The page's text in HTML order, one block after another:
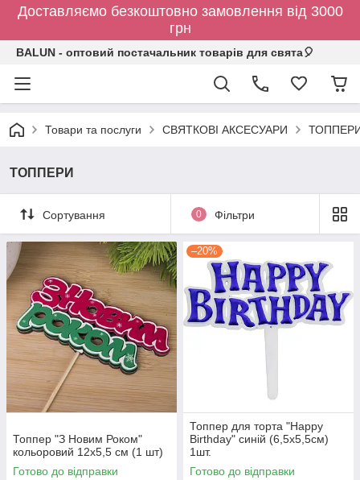
Доставляємо безкоштовно замовлення від 3000
грн
BALUN - оптовий постачальник товарів для свята🎈
Товари та послуги СВЯТКОВІ АКСЕСУАРИ
ТОППЕРИ
Сортування 0 Фільтри
Топпер "З Новим Роком"
кольоровий 12х5,5 см (1 шт)
Готово до відправки
–20%
Топпер для торта "Happy
Birthday" синій (6,5х5,5см)
1шт.
Готово до відправки